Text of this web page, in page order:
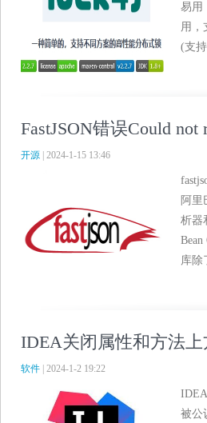
易用
用，
(支
FastJSON错误Could not
开源 | 2024-1-15 13:46
阿里
析器
库除
IDEA关闭属性和方法
软件 | 2024-1-2 19:22
被公